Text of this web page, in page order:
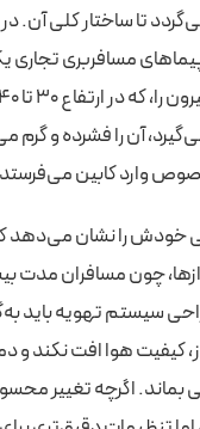
تا ساختار کلی آن.
مسافربری
آن را فشرده و
وارد کابین
خودش را نشان می‌دهد
چون مسافران مدت
سیستم تهویه باید
هوا افت نکند و
بماند. اگرچه تغییر